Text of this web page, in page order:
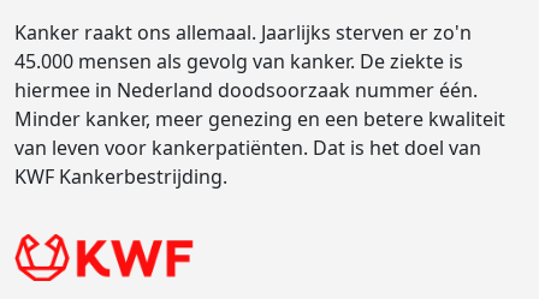
Kanker raakt ons allemaal. Jaarlijks sterven er zo'n
45.000 mensen als gevolg van kanker. De ziekte is
hiermee in Nederland doodsoorzaak nummer één.
Minder kanker, meer genezing en een betere kwaliteit
van leven voor kankerpatiënten. Dat is het doel van
KWF Kankerbestrijding.